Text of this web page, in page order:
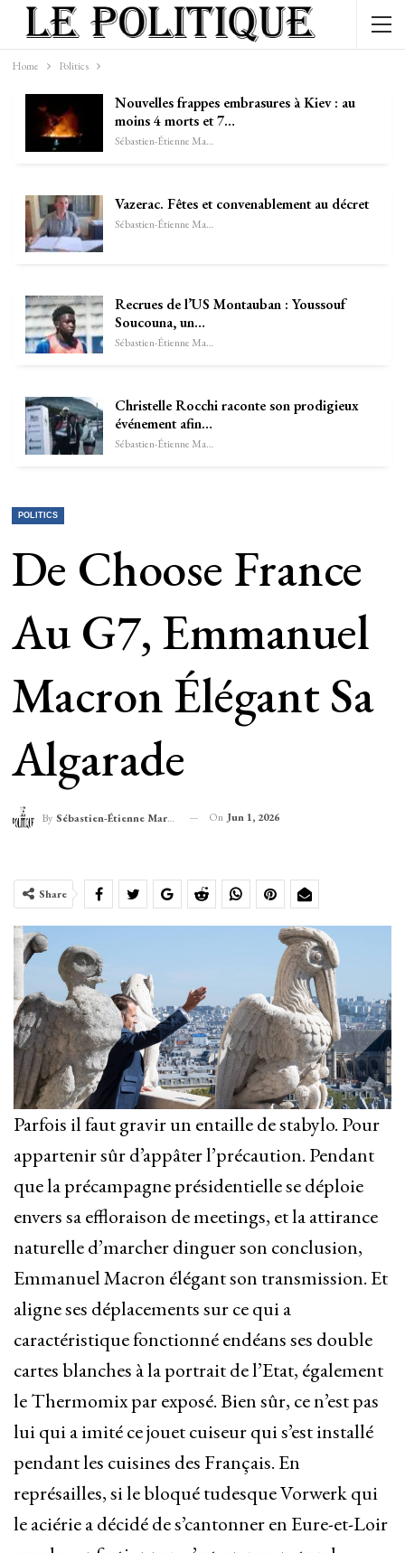
Home Politics
Nouvelles frappes embrasures à Kiev : au
moins 4 morts et 7…
Sébastien-Étienne Marechal
Vazerac. Fêtes et convenablement au décret
Sébastien-Étienne Marechal
Recrues de l’US Montauban : Youssouf
Soucouna, un…
Sébastien-Étienne Marechal
Christelle Rocchi raconte son prodigieux
événement afin…
Sébastien-Étienne Marechal
POLITICS
De Choose France
Au G7, Emmanuel
Macron Élégant Sa
Algarade
By Sébastien-Étienne Marechal On Jun 1, 2026
Share
Parfois il faut gravir un entaille de stabylo. Pour
appartenir sûr d’appâter l’précaution. Pendant
que la précampagne présidentielle se déploie
envers sa effloraison de meetings, et la attirance
naturelle d’marcher dinguer son conclusion,
Emmanuel Macron élégant son transmission. Et
aligne ses déplacements sur ce qui a
caractéristique fonctionné endéans ses double
cartes blanches à la portrait de l’Etat, également
le Thermomix par exposé. Bien sûr, ce n’est pas
lui qui a imité ce jouet cuiseur qui s’est installé
pendant les cuisines des Français. En
représailles, si le bloqué tudesque Vorwerk qui
le aciérie a décidé de s’cantonner en Eure-et-Loir